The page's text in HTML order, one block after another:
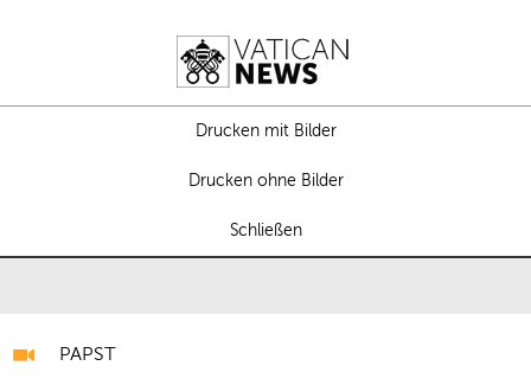
Drucken mit Bilder
Drucken ohne Bilder
Schließen
PAPST